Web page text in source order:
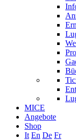
MICE
Angebote
Shop
It En De Fr